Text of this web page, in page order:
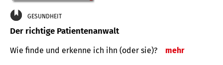
GESUNDHEIT
Der richtige Patientenanwalt
Wie finde und erkenne ich ihn (oder sie)? mehr